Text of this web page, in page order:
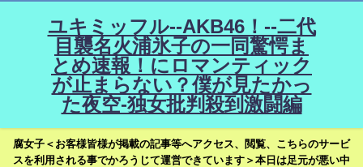
ユキミッフル--AKB46！--二代
目襲名火浦氷子の一同驚愕ま
とめ速報！にロマンティック
が止まらない？僕が見たかっ
た夜空-独女批判殺到激闘編
腐女子＜お客様皆様が掲載の記事等へアクセス、閲覧、こちらのサービ
スを利用される事でかろうじて運営できています＞本日は足元が悪い中